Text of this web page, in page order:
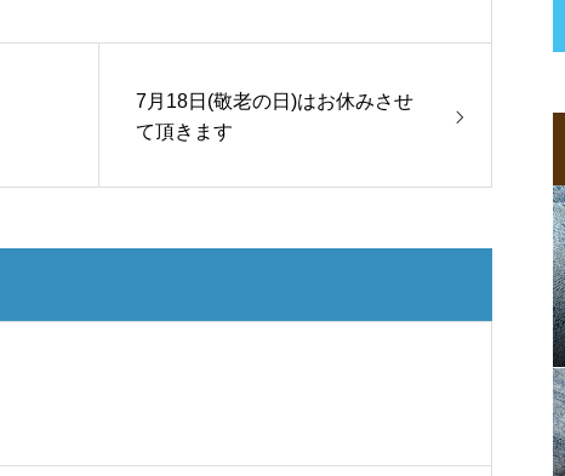
7月18日(敬老の日)はお休みさせ
て頂きます